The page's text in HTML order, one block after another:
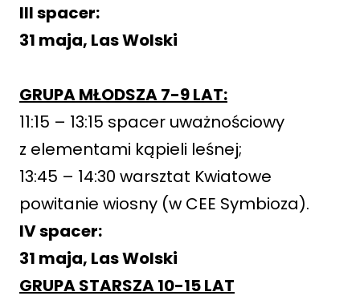
III spacer:
31 maja, Las Wolski
GRUPA MŁODSZA 7-9 LAT:
11:15 – 13:15 spacer uważnościowy
z elementami kąpieli leśnej;
13:45 – 14:30 warsztat Kwiatowe
powitanie wiosny (w CEE Symbioza).
IV spacer:
31 maja, Las Wolski
GRUPA STARSZA 10-15 LAT